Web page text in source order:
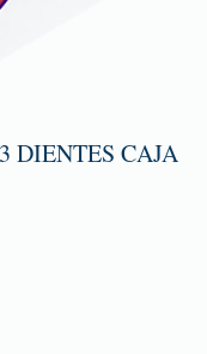
DIENTES CAJA